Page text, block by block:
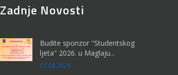
Zadnje Novosti
Budite sponzor "Studentskog
ljeta" 2026. u Maglaju...
07.08.2026